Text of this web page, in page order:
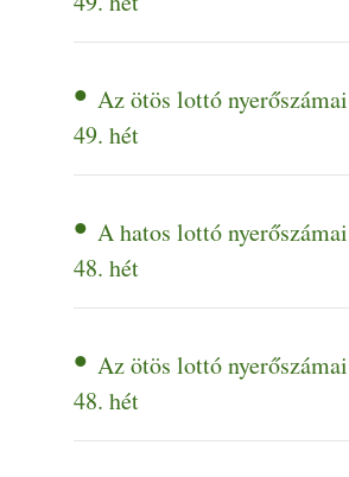
Az ötös lottó
49. hét
A hatos lottó
48. hét
Az ötös lottó
48. hét